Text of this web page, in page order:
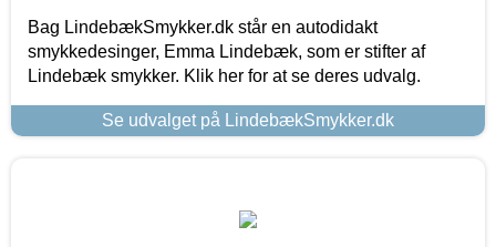
Bag LindebækSmykker.dk står en autodidakt
smykkedesinger, Emma Lindebæk, som er stifter af
Lindebæk smykker. Klik her for at se deres udvalg.
Se udvalget på LindebækSmykker.dk